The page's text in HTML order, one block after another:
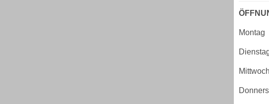
Montag
Mittwoch